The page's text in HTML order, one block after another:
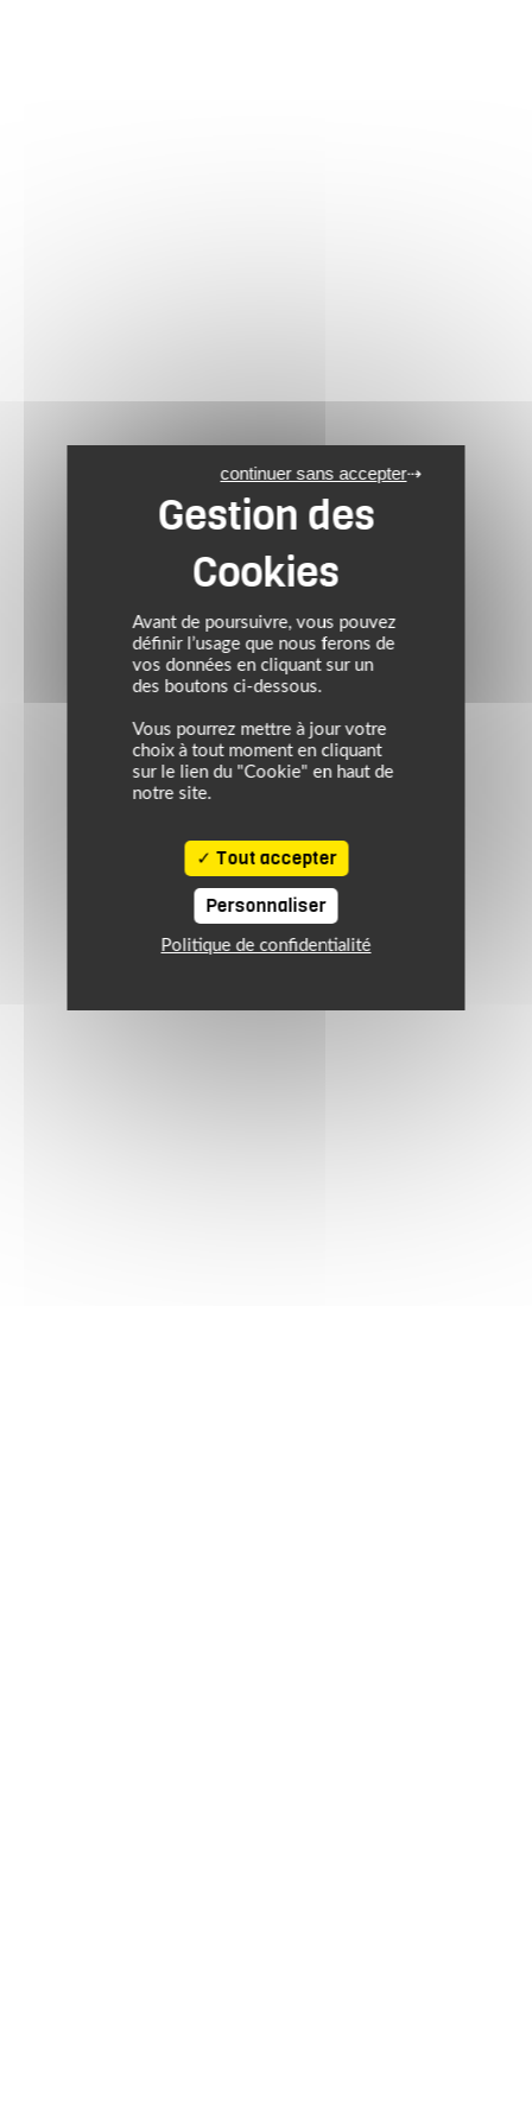
Avant de poursuivre, vous pouvez
définir l’usage que nous ferons de
vos données en cliquant sur un
des boutons ci-dessous.
Vous pourrez mettre à jour votre
choix à tout moment en cliquant
sur le lien du "Cookie" en haut de
notre site.
Tout accepter
continuer sans accepter
Personnaliser
Politique de confidentialité